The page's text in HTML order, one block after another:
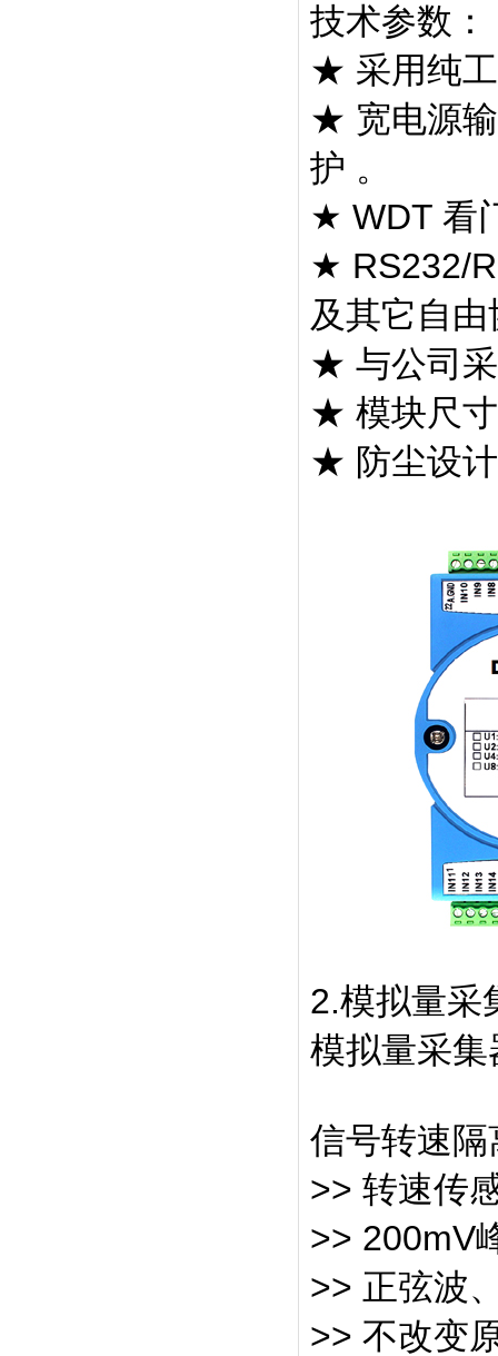
技术参数：
★ 采用纯
★ 宽电源
护 。
★ WDT 看
★ RS232/
及其它自
★ 与公司
★ 模块尺
★ 防尘设
2.模拟量采
模拟量采
信号转速
>> 转速传
>> 200mV
>> 正弦波
>> 不改变